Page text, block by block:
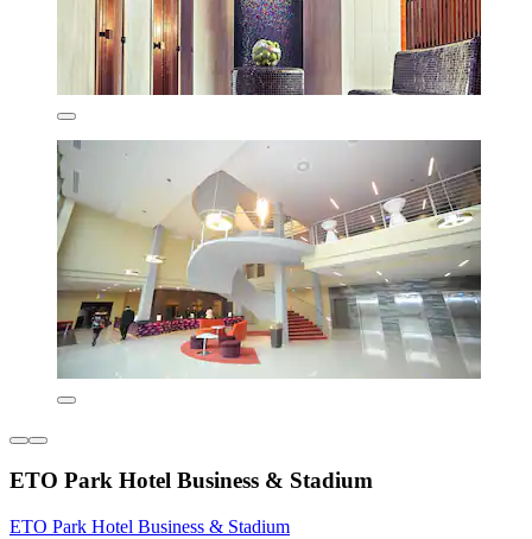
ETO Park Hotel Business & Stadium
ETO Park Hotel Business & Stadium